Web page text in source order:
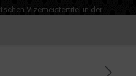
Vizemeistertitel in der